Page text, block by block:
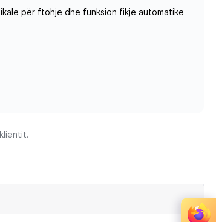
për ftohje dhe funksion fikje automatike